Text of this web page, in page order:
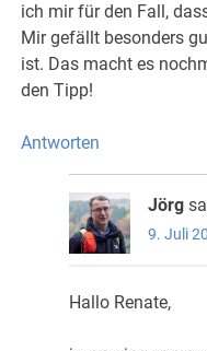
ich mir für den Fall,
Mir gefällt besonders
ist. Das macht es
den Tipp!
Antworten
Jörg
9. Juli
Hallo Renate,